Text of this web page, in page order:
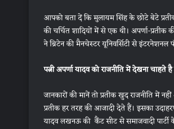
आपको बता दें कि मुलायम सिंह के छोटे बेटे
की चर्चित शादियों में से एक थी। अपर्णा-
ने ब्रिटेन की मैनचेस्टर यूनिवर्सिटी से इंटरनेशनल
पत्नी अपर्णा यादव को राजनीति में देखना चा‌हते है
जानकारों की मानें तो प्रतीक खुद राजनीति में
प्रतीक हर तरह की आजादी देते हैं। इसका
यादव लखनऊ की कैंट सीट से समाजवादी